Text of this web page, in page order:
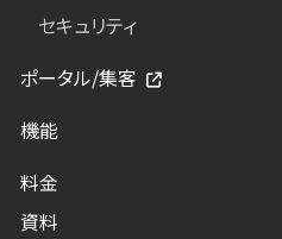
セキュリティ
ポータル/集客
機能
料金
資料